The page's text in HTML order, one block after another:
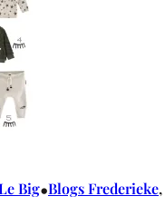
Big•Blogs Frederieke,